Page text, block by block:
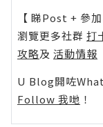
【 睇Post + 參
瀏覽更多社群 打
攻略及 活動情報
U Blog開咗
Follow 我哋 ！